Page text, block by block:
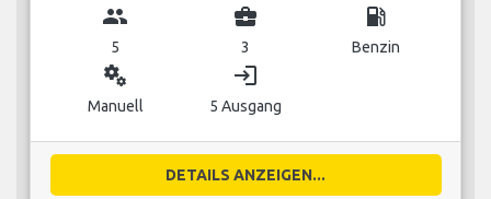
group
5
business_center
3
local_gas_station
Benzin
miscellaneous_services
Manuell
login
5 Ausgang
DETAILS ANZEIGEN...